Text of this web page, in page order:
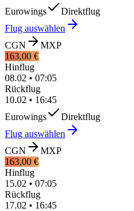
Eurowings
Direktflug
Flug auswählen
CGN
MXP
163,00 €
Hinflug
08.02 • 07:05
Rückflug
10.02 • 16:45
Eurowings
Direktflug
Flug auswählen
CGN
MXP
163,00 €
Hinflug
15.02 • 07:05
Rückflug
17.02 • 16:45